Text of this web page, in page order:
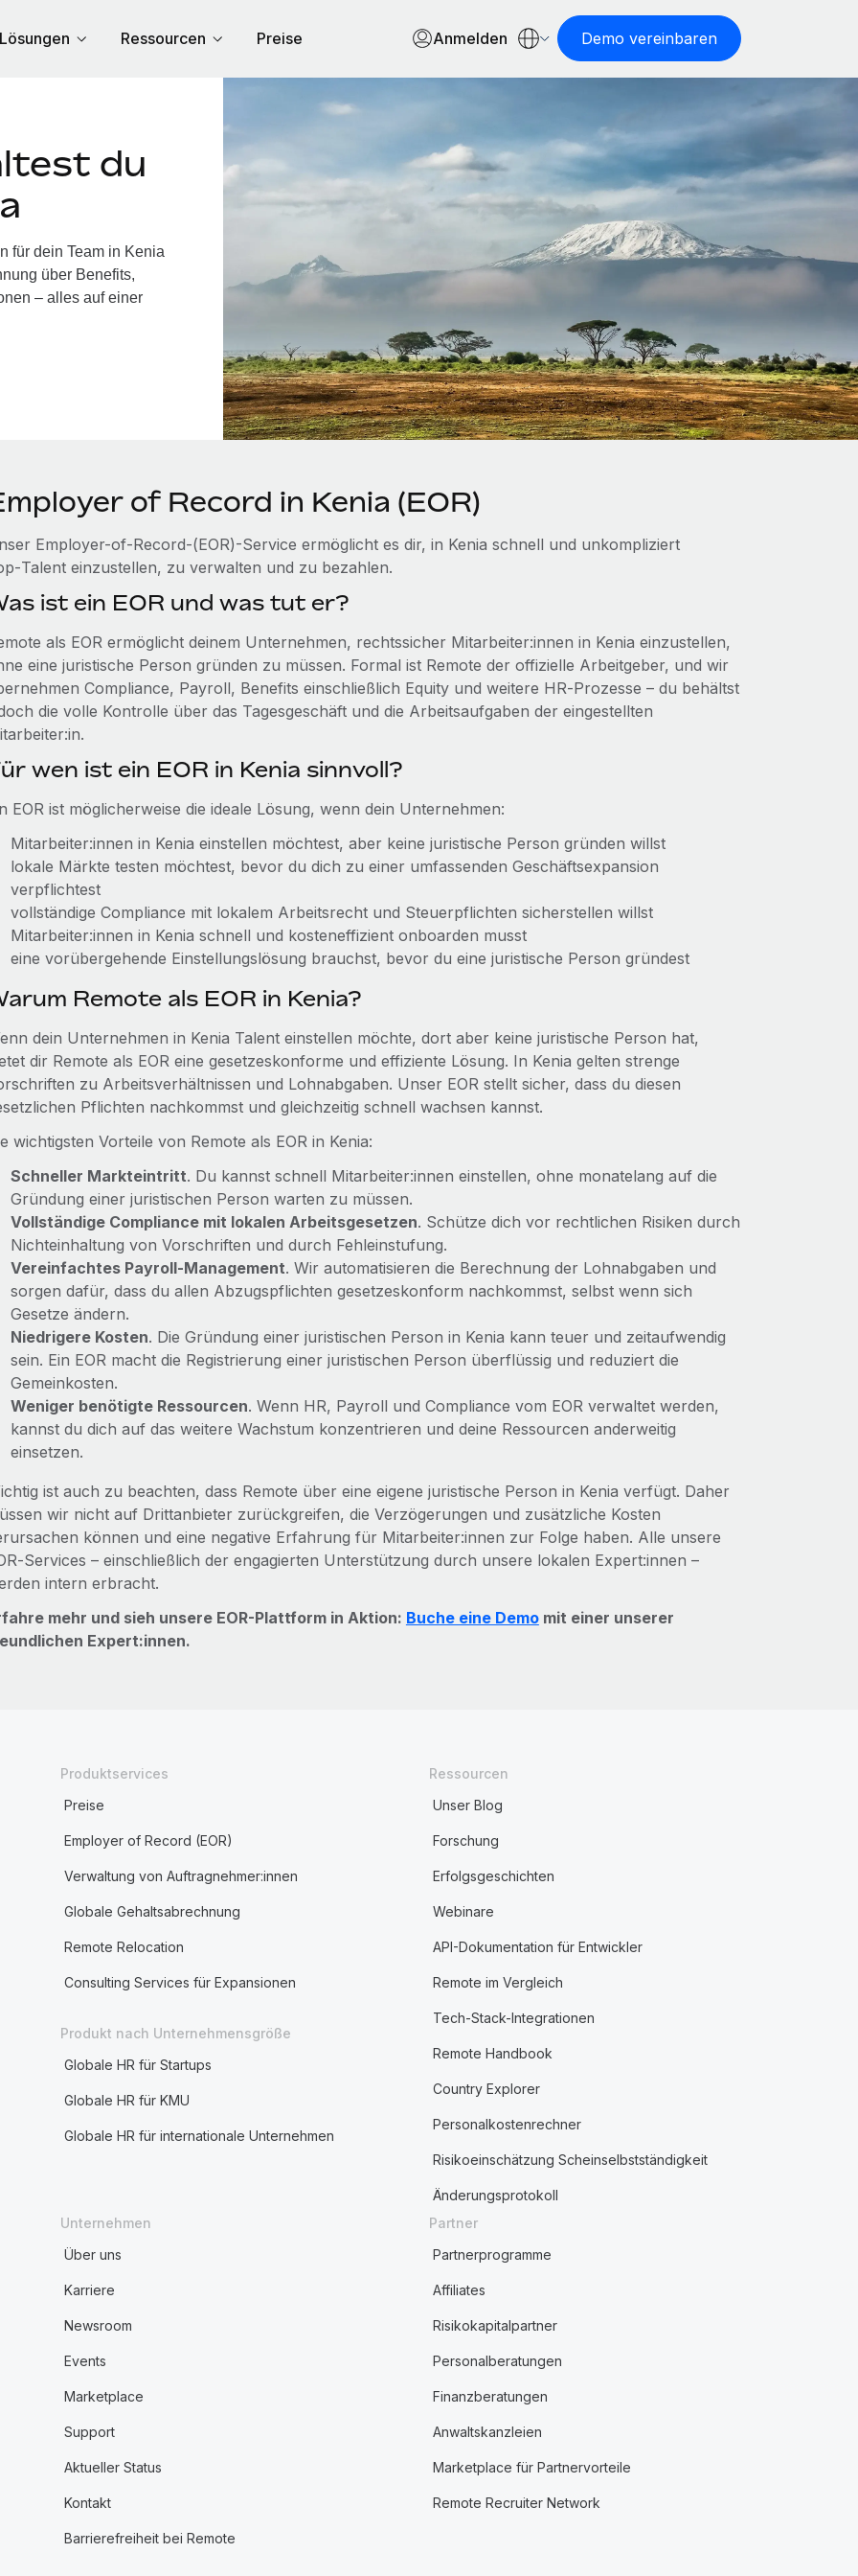
Lösungen Ressourcen Preise Anmelden Demo vereinbaren
du
für dein Team in Kenia
über Benefits,
– alles auf einer
of Record in Kenia (EOR)
Employer-of-Record-(EOR)-Service ermöglicht es dir, in Kenia schnell und unkompliziert
einzustellen, zu verwalten und zu bezahlen.
ist ein EOR und was tut er?
als EOR ermöglicht deinem Unternehmen, rechtssicher Mitarbeiter:innen in Kenia einzustellen,
eine juristische Person gründen zu müssen. Formal ist Remote der offizielle Arbeitgeber, und wir
Compliance, Payroll, Benefits einschließlich Equity und weitere HR‑Prozesse – du behältst
die volle Kontrolle über das Tagesgeschäft und die Arbeitsaufgaben der eingestellten
wen ist ein EOR in Kenia sinnvoll?
EOR ist möglicherweise die ideale Lösung, wenn dein Unternehmen:
Mitarbeiter:innen in Kenia einstellen möchtest, aber keine juristische Person gründen willst
lokale Märkte testen möchtest, bevor du dich zu einer umfassenden Geschäftsexpansion
verpflichtest
vollständige Compliance mit lokalem Arbeitsrecht und Steuerpflichten sicherstellen willst
Mitarbeiter:innen in Kenia schnell und kosteneffizient onboarden musst
eine vorübergehende Einstellungslösung brauchst, bevor du eine juristische Person gründest
Remote als EOR in Kenia?
dein Unternehmen in Kenia Talent einstellen möchte, dort aber keine juristische Person hat,
dir Remote als EOR eine gesetzeskonforme und effiziente Lösung. In Kenia gelten strenge
zu Arbeitsverhältnissen und Lohnabgaben. Unser EOR stellt sicher, dass du diesen
Pflichten nachkommst und gleichzeitig schnell wachsen kannst.
wichtigsten Vorteile von Remote als EOR in Kenia:
Schneller Markteintritt. Du kannst schnell Mitarbeiter:innen einstellen, ohne monatelang auf die
Gründung einer juristischen Person warten zu müssen.
Vollständige Compliance mit lokalen Arbeitsgesetzen. Schütze dich vor rechtlichen Risiken durch
Nichteinhaltung von Vorschriften und durch Fehleinstufung.
Vereinfachtes Payroll‑Management. Wir automatisieren die Berechnung der Lohnabgaben und
sorgen dafür, dass du allen Abzugspflichten gesetzeskonform nachkommst, selbst wenn sich
Gesetze ändern.
Niedrigere Kosten. Die Gründung einer juristischen Person in Kenia kann teuer und zeitaufwendig
sein. Ein EOR macht die Registrierung einer juristischen Person überflüssig und reduziert die
Gemeinkosten.
Weniger benötigte Ressourcen. Wenn HR, Payroll und Compliance vom EOR verwaltet werden,
kannst du dich auf das weitere Wachstum konzentrieren und deine Ressourcen anderweitig
einsetzen.
ist auch zu beachten, dass Remote über eine eigene juristische Person in Kenia verfügt. Daher
wir nicht auf Drittanbieter zurückgreifen, die Verzögerungen und zusätzliche Kosten
können und eine negative Erfahrung für Mitarbeiter:innen zur Folge haben. Alle unsere
– einschließlich der engagierten Unterstützung durch unsere lokalen Expert:innen –
intern erbracht.
mehr und sieh unsere EOR-Plattform in Aktion: Buche eine Demomit einer unserer
Expert:innen.
Produktservices
Preise
Employer of Record (EOR)
Verwaltung von Auftragnehmer:innen
Globale Gehaltsabrechnung
Remote Relocation
Consulting Services für Expansionen
Produkt nach Unternehmensgröße
Globale HR für Startups
Globale HR für KMU
Globale HR für internationale Unternehmen
Ressourcen
Unser Blog
Forschung
Erfolgsgeschichten
Webinare
API-Dokumentation für Entwickler
Remote im Vergleich
Tech-Stack-Integrationen
Remote Handbook
Country Explorer
Personalkostenrechner
Risikoeinschätzung Scheinselbstständigkeit
Änderungsprotokoll
Unternehmen
Über uns
Karriere
Newsroom
Events
Marketplace
Support
Aktueller Status
Kontakt
Barrierefreiheit bei Remote
Partner
Partnerprogramme
Affiliates
Risikokapitalpartner
Personalberatungen
Finanzberatungen
Anwaltskanzleien
Marketplace für Partnervorteile
Remote Recruiter Network